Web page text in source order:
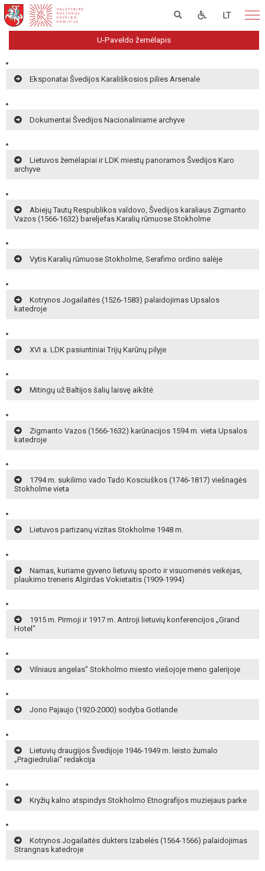
LT
U-Paveldo žemėlapis
Eksponatai Švedijos Karališkosios pilies Arsenale
Dokumentai Švedijos Nacionaliniame archyve
Lietuvos žemėlapiai ir LDK miestų panoramos Švedijos Karo
archyve
Abiejų Tautų Respublikos valdovo, Švedijos karaliaus Zigmanto
Vazos (1566-1632) bareljefas Karalių rūmuose Stokholme
Vytis Karalių rūmuose Stokholme, Serafimo ordino salėje
Kotrynos Jogailaitės (1526-1583) palaidojimas Upsalos
katedroje
XVI a. LDK pasiuntiniai Trijų Karūnų pilyje
Mitingų už Baltijos šalių laisvę aikštė
Zigmanto Vazos (1566-1632) karūnacijos 1594 m. vieta Upsalos
katedroje
1794 m. sukilimo vado Tado Kosciuškos (1746-1817) viešnagės
Stokholme vieta
Lietuvos partizanų vizitas Stokholme 1948 m.
Namas, kuriame gyveno lietuvių sporto ir visuomenės veikėjas,
plaukimo treneris Algirdas Vokietaitis (1909-1994)
1915 m. Pirmoji ir 1917 m. Antroji lietuvių konferencijos „Grand
Hotel“
Vilniaus angelas” Stokholmo miesto viešojoje meno galerijoje
Jono Pajaujo (1920-2000) sodyba Gotlande
Lietuvių draugijos Švedijoje 1946-1949 m. leisto žurnalo
„Pragiedruliai“ redakcija
Kryžių kalno atspindys Stokholmo Etnografijos muziejaus parke
Kotrynos Jogailaitės dukters Izabelės (1564-1566) palaidojimas
Strangnas katedroje